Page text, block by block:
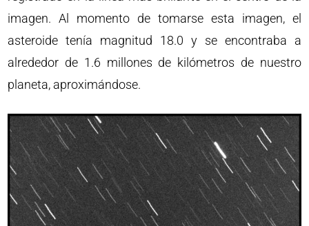
imagen. Al momento de tomarse esta imagen, el
asteroide tenía magnitud 18.0 y se encontraba a
alrededor de 1.6 millones de kilómetros de nuestro
planeta, aproximándose.